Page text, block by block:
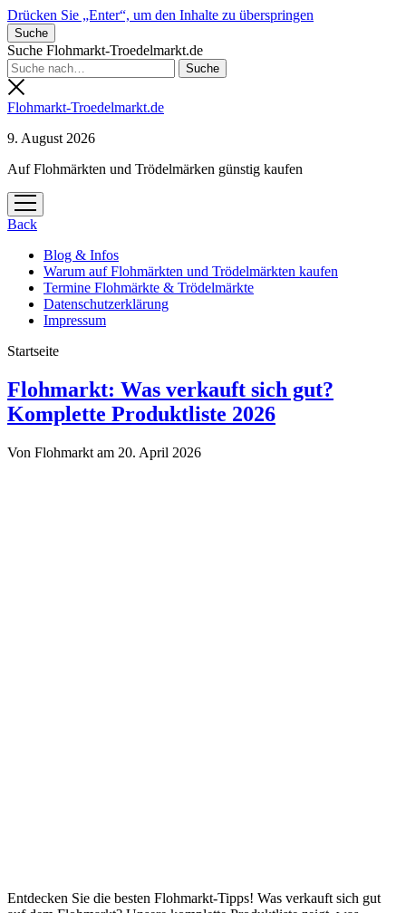
Drücken Sie „Enter“, um den Inhalte zu überspringen
Suche
Suche Flohmarkt-Troedelmarkt.de
Flohmarkt-Troedelmarkt.de
9. August 2026
Auf Flohmärkten und Trödelmärken günstig kaufen
Menü
öffnen
Back
Blog & Infos
Warum auf Flohmärkten und Trödelmärkten kaufen
Termine Flohmärkte & Trödelmärkte
Datenschutzerklärung
Impressum
Startseite
Flohmarkt-
Troedelmarkt.de
Flohmarkt: Was verkauft sich gut?
Komplette Produktliste 2026
Von Flohmarkt am 20. April 2026
Entdecken Sie die besten Flohmarkt-Tipps! Was verkauft sich gut